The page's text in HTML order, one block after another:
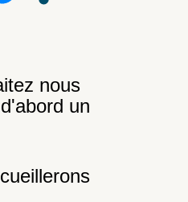
nous
un